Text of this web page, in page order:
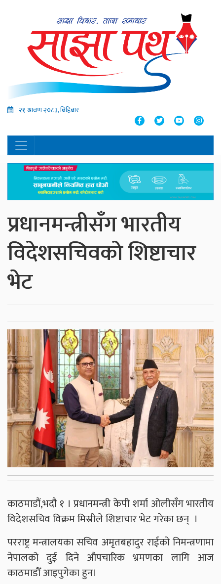
२१ श्रावण २०८३, बिहिबार
प्रधानमन्त्रीसँग भारतीय
विदेशसचिवको शिष्टाचार
भेट
काठमाडौं,भदौ १ । प्रधानमन्त्री केपी शर्मा ओलीसँग भारतीय
विदेशसचिव विक्रम मिस्रीले शिष्टाचार भेट गरेका छन् ।
परराष्ट्र मन्त्रालयका सचिव अमृतबहादुर राईको निमन्त्रणामा
नेपालको दुई दिने औपचारिक भ्रमणका लागि आज
काठमाडौँ आइपुगेका हुन।